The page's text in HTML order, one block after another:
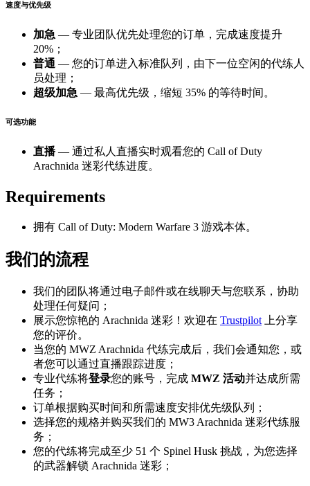
速度与优先级
加急 — 专业团队优先处理您的订单，完成速度提升
20%；
普通 — 您的订单进入标准队列，由下一位空闲的代练人
员处理；
超级加急 — 最高优先级，缩短 35% 的等待时间。
可选功能
直播— 通过私人直播实时观看您的 Call of Duty
Arachnida 迷彩代练进度。
Requirements
拥有 Call of Duty: Modern Warfare 3 游戏本体。
我们的流程
我们的团队将通过电子邮件或在线聊天与您联系，协助
处理任何疑问；
展示您惊艳的 Arachnida 迷彩！欢迎在 Trustpilot 上分享
您的评价。
当您的 MWZ Arachnida 代练完成后，我们会通知您，或
者您可以通过直播跟踪进度；
专业代练将登录您的账号，完成 MWZ 活动并达成所需
任务；
订单根据购买时间和所需速度安排优先级队列；
选择您的规格并购买我们的 MW3 Arachnida 迷彩代练服
务；
您的代练将完成至少 51 个 Spinel Husk 挑战，为您选择
的武器解锁 Arachnida 迷彩；